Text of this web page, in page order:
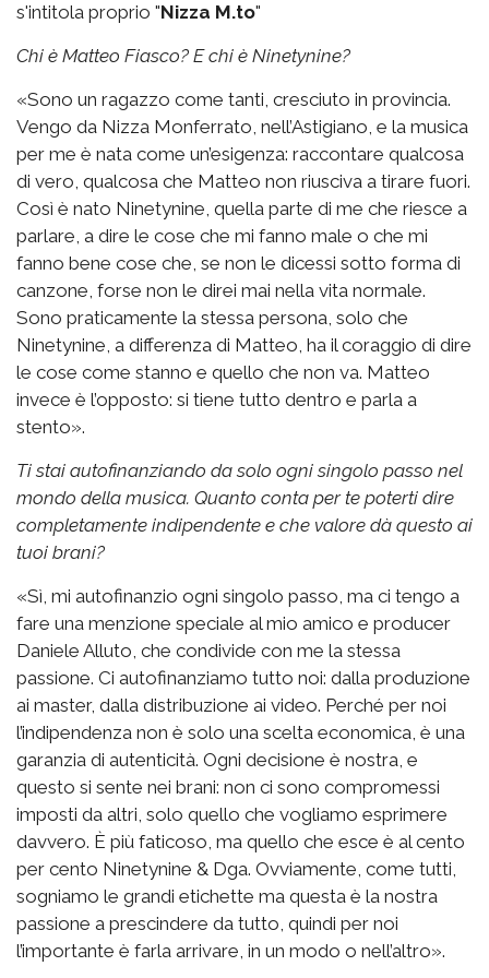
s'intitola proprio "Nizza M.to"
Chi è Matteo Fiasco? E chi è Ninetynine?
«Sono un ragazzo come tanti, cresciuto in provincia.
Vengo da Nizza Monferrato, nell’Astigiano, e la musica
per me è nata come un’esigenza: raccontare qualcosa
di vero, qualcosa che Matteo non riusciva a tirare fuori.
Così è nato Ninetynine, quella parte di me che riesce a
parlare, a dire le cose che mi fanno male o che mi
fanno bene cose che, se non le dicessi sotto forma di
canzone, forse non le direi mai nella vita normale.
Sono praticamente la stessa persona, solo che
Ninetynine, a differenza di Matteo, ha il coraggio di dire
le cose come stanno e quello che non va. Matteo
invece è l’opposto: si tiene tutto dentro e parla a
stento».
Ti stai autofinanziando da solo ogni singolo passo nel
mondo della musica. Quanto conta per te poterti dire
completamente indipendente e che valore dà questo ai
tuoi brani?
«Sì, mi autofinanzio ogni singolo passo, ma ci tengo a
fare una menzione speciale al mio amico e producer
Daniele Alluto, che condivide con me la stessa
passione. Ci autofinanziamo tutto noi: dalla produzione
ai master, dalla distribuzione ai video. Perché per noi
l’indipendenza non è solo una scelta economica, è una
garanzia di autenticità. Ogni decisione è nostra, e
questo si sente nei brani: non ci sono compromessi
imposti da altri, solo quello che vogliamo esprimere
davvero. È più faticoso, ma quello che esce è al cento
per cento Ninetynine & Dga. Ovviamente, come tutti,
sogniamo le grandi etichette ma questa è la nostra
passione a prescindere da tutto, quindi per noi
l’importante è farla arrivare, in un modo o nell’altro».